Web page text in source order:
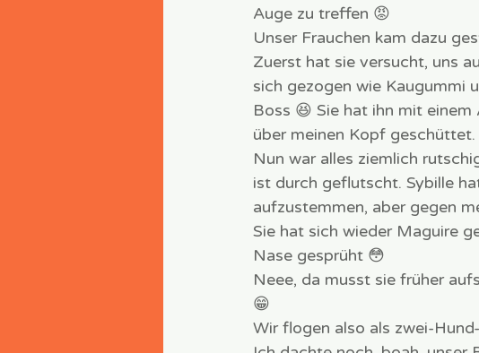
Auge zu treffen 😡
Unser Frauchen kam dazu
Zuerst hat sie versucht, uns
sich gezogen wie Kaugummi
Boss 😆 Sie hat ihn mit
über meinen Kopf
Nun war alles ziemlich
ist durch geflutscht. Sybille
aufzustemmen, aber gegen
Sie hat sich wieder Maguire
Nase gesprüht 😳
Neee, da musst sie früher
😁
Wir flogen also als zwei-